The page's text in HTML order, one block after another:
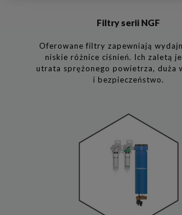
Filtry serii NGF
Oferowane filtry zapewniają
niskie różnice ciśnień. Ich zaletą
utrata sprężonego powietrza, duża
i bezpieczeństwo.